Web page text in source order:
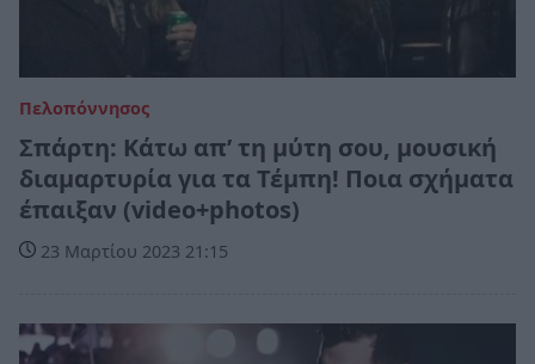
Πελοπόννησος
Σπάρτη: Κάτω απ’ τη μύτη σου, μουσική
διαμαρτυρία για τα Τέμπη! Ποια σχήματα
έπαιξαν (video+photos)
23 Μαρτίου 2023 21:15